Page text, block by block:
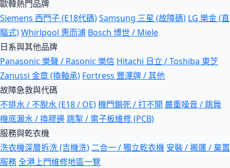
歐韓熱門品牌
Siemens 西門子 (E18代碼)Samsung 三星 (故障碼) LG 樂金 (直
驅式)Whirlpool 惠而浦 Bosch 博世 / Miele
日系與其他品牌
Panasonic 樂聲 / Rasonic 樂信 Hitachi 日立 / Toshiba 東芝
Zanussi 金章 (換軸承) Fortress 豐澤牌 / 其他
故障急救與代碼
不排水 / 不脫水 (E18 / OE)機門鎖死 / 打不開 嚴重噪音 / 跳舞
機底漏水 / 換膠邊跳掣 / 電子板維修 (PCB)
服務與乾衣機
洗衣機深層拆洗 (吉機洗) 二合一 / 獨立乾衣機 安裝 / 搬運 / 棄置
服務全港上門維修地區一覽